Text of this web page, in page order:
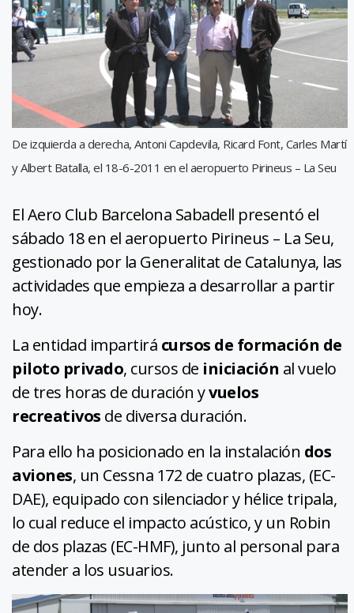
De izquierda a derecha, Antoni Capdevila, Ricard Font, Carles Martí
y Albert Batalla, el 18-6-2011 en el aeropuerto Pirineus – La Seu
El Aero Club Barcelona Sabadell presentó el
sábado 18 en el aeropuerto Pirineus – La Seu,
gestionado por la Generalitat de Catalunya, las
actividades que empieza a desarrollar a partir
hoy.
La entidad impartirá cursos de formación de
piloto privado, cursos de iniciación al vuelo
de tres horas de duración yvuelos
recreativos de diversa duración.
Para ello ha posicionado en la instalación dos
aviones, un Cessna 172 de cuatro plazas, (EC-
DAE), equipado con silenciador y hélice tripala,
lo cual reduce el impacto acústico, y un Robin
de dos plazas (EC-HMF), junto al personal para
atender a los usuarios.